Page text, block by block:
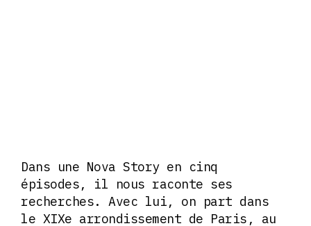
Dans une Nova Story en cinq
épisodes, il nous raconte ses
recherches. Avec lui, on part dans
le XIXe arrondissement de Paris, au